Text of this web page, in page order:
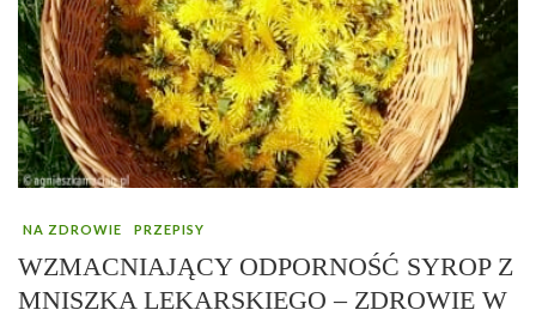
NA ZDROWIE PRZEPISY
WZMACNIAJĄCY ODPORNOŚĆ SYROP Z
MNISZKA LEKARSKIEGO – ZDROWIE W